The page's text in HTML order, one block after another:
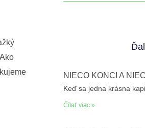
Ako
NIEČO KONČÍ A
Keď sa jedna krásna
Čítať viac »